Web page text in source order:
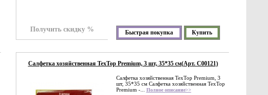
Получить скидку % Быстрая покупка Купить
Салфетка хозяйственная TexTop Premium, 3 шт, 35*35 см(Арт. С00121)
Салфетка хозяйственная TexTop Premium, 3
шт, 35*35 см Салфетка хозяйственная TexTop
Premium -... Полное описание>>